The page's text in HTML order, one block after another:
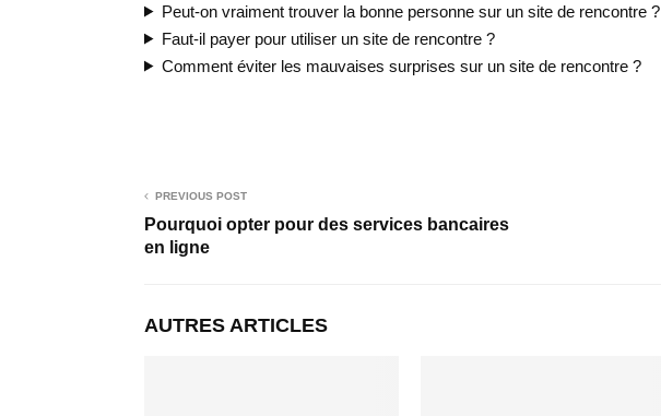
Peut-on vraiment trouver la bonne personne sur un site de rencontre ?
Faut-il payer pour utiliser un site de rencontre ?
Comment éviter les mauvaises surprises sur un site de rencontre ?
PREVIOUS POST
Pourquoi opter pour des services bancaires
en ligne
AUTRES ARTICLES